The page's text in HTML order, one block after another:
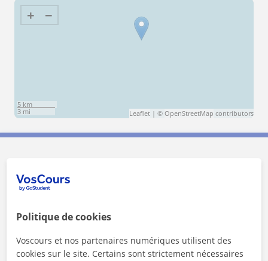
+ −
5 km
3 mi
Leaflet| © OpenStreetMap contributors
Politique de cookies
Voscours et nos partenaires numériques utilisent des
cookies sur le site. Certains sont strictement nécessaires